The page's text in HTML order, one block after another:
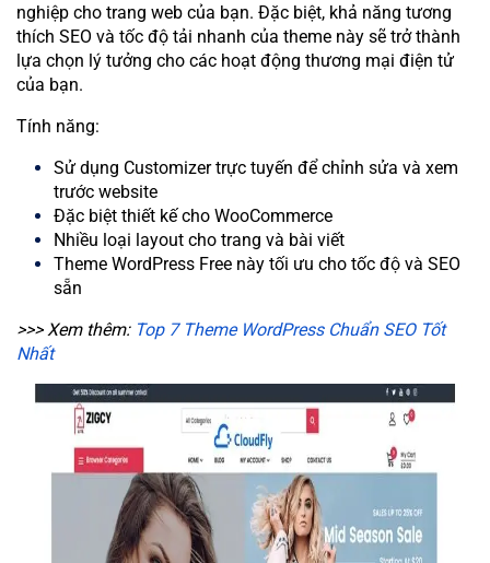
nghiệp cho trang web của bạn. Đặc biệt, khả năng tương
thích SEO và tốc độ tải nhanh của theme này sẽ trở thành
lựa chọn lý tưởng cho các hoạt động thương mại điện tử
của bạn.
Tính năng:
Sử dụng Customizer trực tuyến để chỉnh sửa và xem
trước website
Đặc biệt thiết kế cho WooCommerce
Nhiều loại layout cho trang và bài viết
Theme WordPress Free này tối ưu cho tốc độ và SEO
sẵn
>>> Xem thêm: Top 7 Theme WordPress Chuẩn SEO Tốt
Nhất